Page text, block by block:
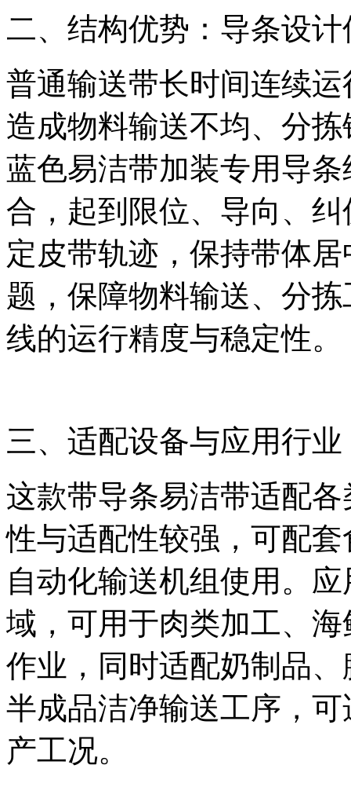
二、结构优势：导条设
普通输送带长时间连续
造成物料输送不均、分
蓝色易洁带加装专用导
合，起到限位、导向、
定皮带轨迹，保持带体
题，保障物料输送、分
线的运行精度与稳定性。
三、适配设备与应用行业
这款带导条易洁带适配
性与适配性较强，可配
自动化输送机组使用。
域，可用于肉类加工、
作业，同时适配奶制品
半成品洁净输送工序，
产工况。